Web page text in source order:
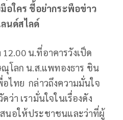
อใคร ชี้อย่ากระพือข่าว
นด์สไลด์
12.00 น.ที่อาคารวังเป็ด
ณุโลก น.ส.แพทองธาร ชิน
ไทย กล่าวถึงความมั่นใจ
า เรามั่นใจในเรื่องดัง
สนอให้ประชาชนและว่าที่ผู้